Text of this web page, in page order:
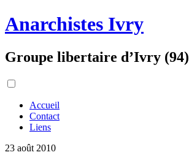
Anarchistes Ivry
Groupe libertaire d’Ivry (94)
Accueil
Contact
Liens
23 août 2010